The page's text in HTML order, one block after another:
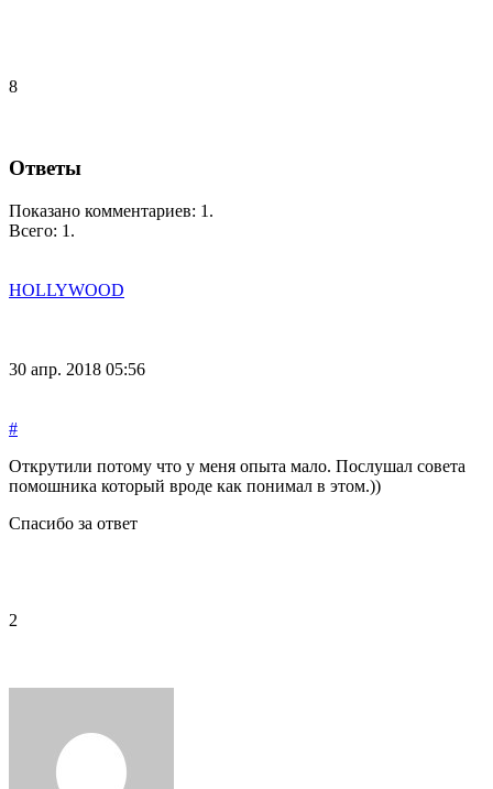
8
Ответы
Показано комментариев: 1 .
Всего: 1 .
HOLLYWOOD
30 апр. 2018 05:56
#
Открутили потому что у меня опыта мало. Послушал совета
помошника который вроде как понимал в этом.))
Спасибо за ответ
2